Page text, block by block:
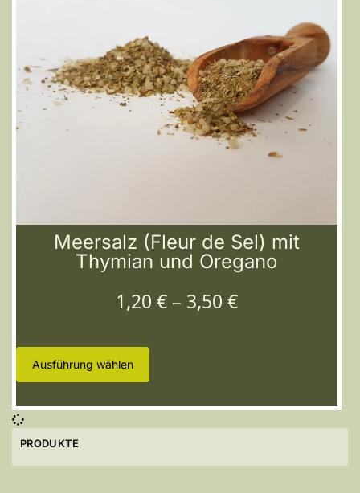
Meersalz (Fleur de Sel) mit
Thymian und Oregano
1,20 €– 3,50 €
Ausführung wählen
PRODUKTE